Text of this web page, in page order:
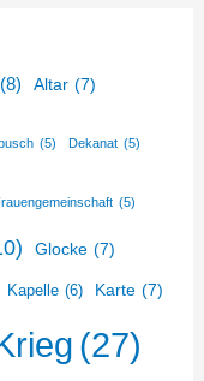
(8) Altar (7)
(5) Dekanat (5)
(5)
Glocke (7)
Kapelle (6) Karte (7)
(27)